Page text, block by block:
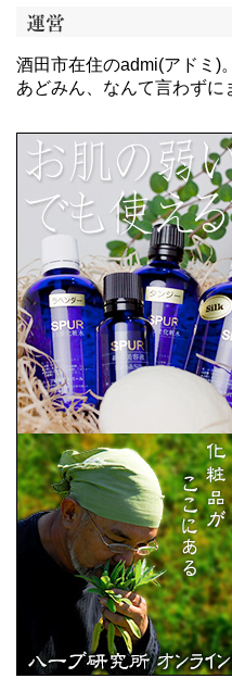
運営
酒田市在住のadmi(アドミ)。
あどみん、なんて言わずに